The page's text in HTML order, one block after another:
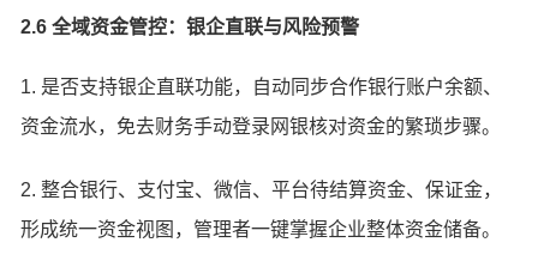
2.6 全域资金管控：银企直联与风险预警
1. 是否支持银企直联功能，自动同步合作银行账户余额、
资金流水，免去财务手动登录网银核对资金的繁琐步骤。
2. 整合银行、支付宝、微信、平台待结算资金、保证金，
形成统一资金视图，管理者一键掌握企业整体资金储备。